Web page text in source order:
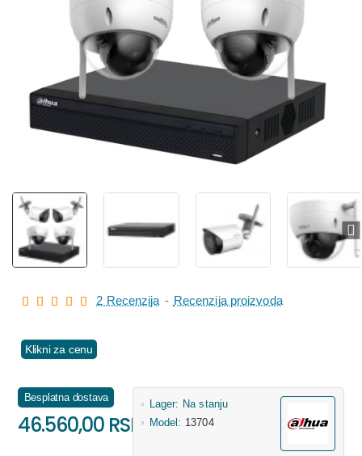
Klikni za cenu
2 Recenzija - Recenzija proizvoda
Besplatna dostava
46.560,00 RSD
Lager: Na stanju
Model: 13704